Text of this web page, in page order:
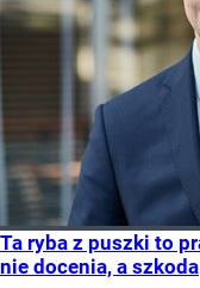
Ta ryba z puszki to
nie docenia, a szkoda